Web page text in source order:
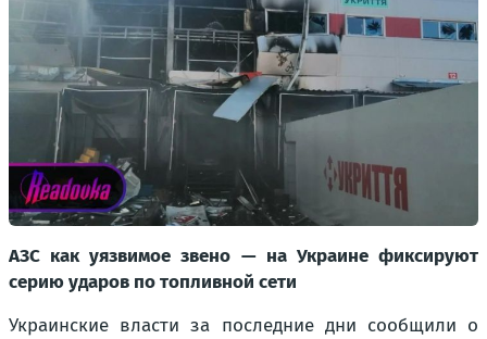
АЗС как уязвимое звено — на Украине фиксируют
серию ударов по топливной сети
Украинские власти за последние дни сообщили о